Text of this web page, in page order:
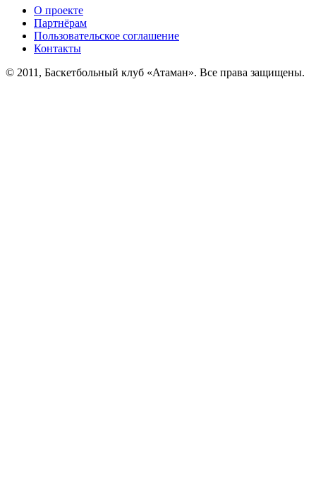
О проекте
Партнёрам
Пользовательское соглашение
Контакты
© 2011, Баскетбольный клуб «Атаман». Все права защищены.